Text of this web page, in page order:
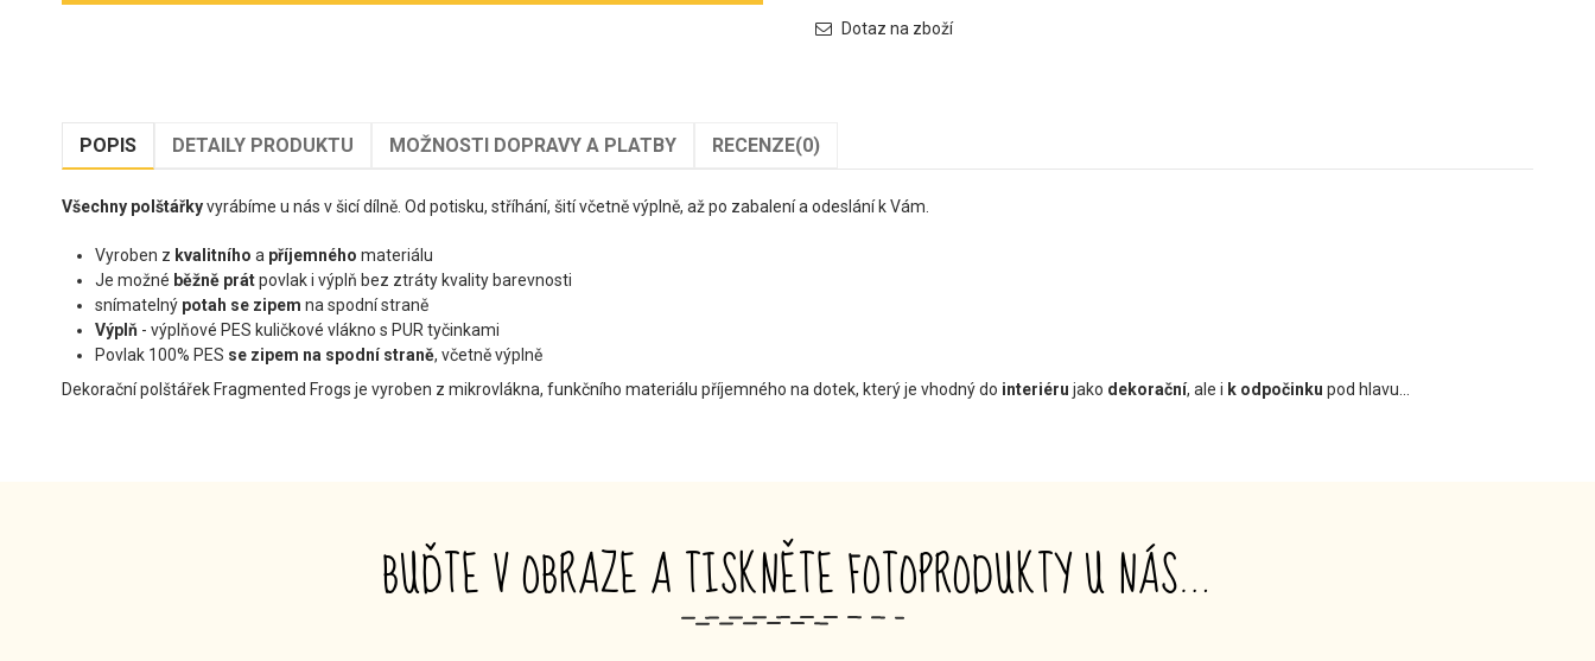
Dotaz na zboží
POPIS DETAILY PRODUKTU MOŽNOSTI DOPRAVY A PLATBY RECENZE(0)
Všechny polštářkyvyrábíme u nás v šicí dílně. Od potisku, stříhání, šití včetně výplně, až po zabalení a odeslání k Vám.
Vyroben z kvalitního a příjemného materiálu
Je možné běžně prátpovlak i výplň bez ztráty kvality barevnosti
snímatelný potah se zipem na spodní straně
Výplň - výplňové PES kuličkové vlákno s PUR tyčinkami
Povlak 100% PES se zipem na spodní straně, včetně výplně
Dekorační polštářek Fragmented Frogs je vyroben z mikrovlákna, funkčního materiálu příjemného na dotek, který je vhodný do interiéru jako dekorační, ale i k odpočinku pod hlavu...
BUĎTE V OBRAZE A TISKNĚTE FOTOPRODUKTY U NÁS…
_